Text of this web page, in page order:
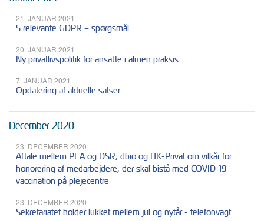
21. JANUAR 2021
5 relevante GDPR – spørgsmål
20. JANUAR 2021
Ny privatlivspolitik for ansatte i almen praksis
7. JANUAR 2021
Opdatering af aktuelle satser
December 2020
23. DECEMBER 2020
Aftale mellem PLA og DSR, dbio og HK-Privat om vilkår for
honorering af medarbejdere, der skal bistå med COVID-19
vaccination på plejecentre
23. DECEMBER 2020
Sekretariatet holder lukket mellem jul og nytår - telefonvagt